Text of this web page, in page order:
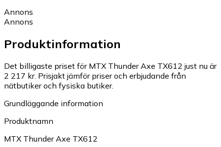
Annons
Annons
Produktinformation
Det billigaste priset för MTX Thunder Axe TX612 just nu är
2 217 kr. Prisjakt jämför priser och erbjudande från
nätbutiker och fysiska butiker.
Grundläggande information
Produktnamn
MTX Thunder Axe TX612